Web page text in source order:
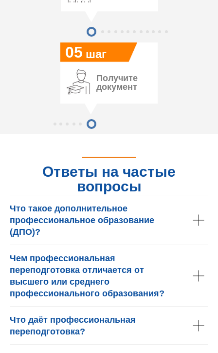
05 шаг
Получите
документ
Ответы на частые
вопросы
Что такое дополнительное
профессиональное образование
(ДПО)?
Чем профессиональная
переподготовка отличается от
высшего или среднего
профессионального образования?
Что даёт профессиональная
переподготовка?